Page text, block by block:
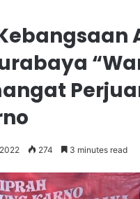
274 3 minutes read